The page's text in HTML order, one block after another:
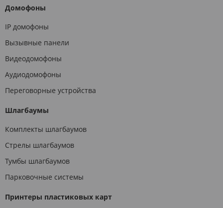
Домофоны
IP домофоны
Вызывные панели
Видеодомофоны
Аудиодомофоны
Переговорные устройства
Шлагбаумы
Комплекты шлагбаумов
Стрелы шлагбаумов
Тумбы шлагбаумов
Парковочные системы
Принтеры пластиковых карт